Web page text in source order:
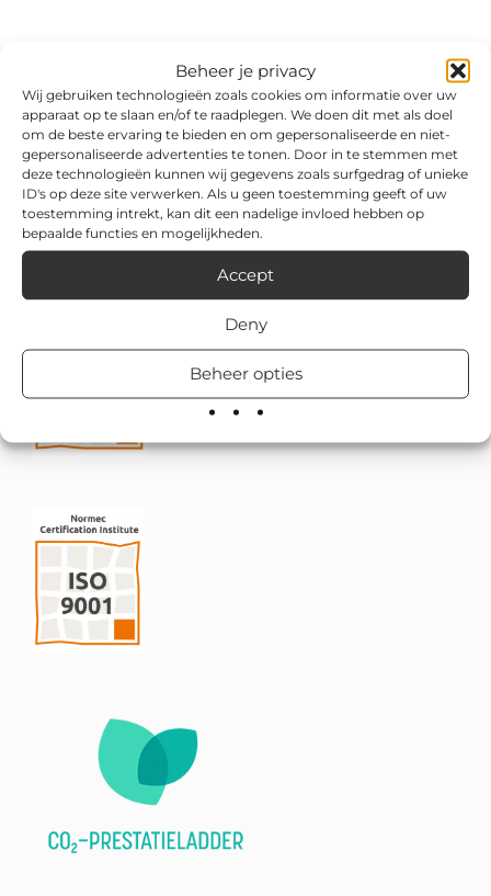
Beheer je privacy
Wij gebruiken technologieën zoals cookies om informatie over uw
apparaat op te slaan en/of te raadplegen. We doen dit met als doel
om de beste ervaring te bieden en om gepersonaliseerde en niet-
gepersonaliseerde advertenties te tonen. Door in te stemmen met
deze technologieën kunnen wij gegevens zoals surfgedrag of unieke
ID's op deze site verwerken. Als u geen toestemming geeft of uw
toestemming intrekt, kan dit een nadelige invloed hebben op
bepaalde functies en mogelijkheden.
Accept
Deny
Beheer opties